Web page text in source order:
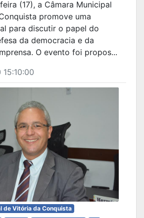
(17), a Câmara Municipal
promove uma
para discutir o papel do
da democracia e da
O evento foi propos...
de Vitória da Conquista